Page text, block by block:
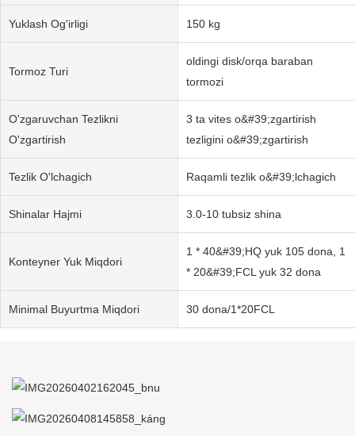
Yuklash Og'irligi 150 kg
Tormoz Turi
oldingi disk/orqa baraban
tormozi
O'zgaruvchan Tezlikni
O'zgartirish
3 ta vites o&#39;zgartirish
tezligini o&#39;zgartirish
Tezlik O'lchagich Raqamli tezlik o&#39;lchagich
Shinalar Hajmi 3.0-10 tubsiz shina
Konteyner Yuk Miqdori
1 * 40&#39;HQ yuk 105 dona, 1
* 20&#39;FCL yuk 32 dona
Minimal Buyurtma Miqdori 30 dona/1*20FCL